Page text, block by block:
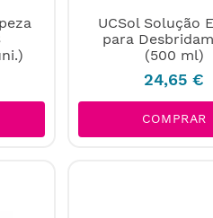
UCSol Solução
para
(500 ml)
24,65 €
COMPRAR